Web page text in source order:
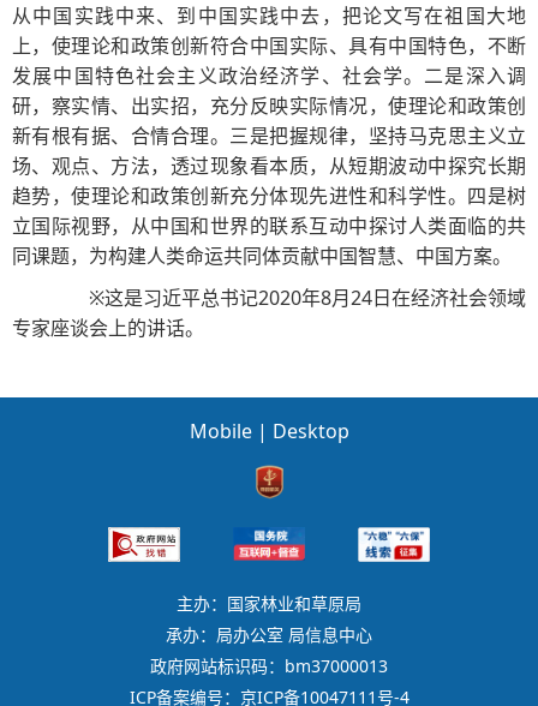
从中国实践中来、到中国实践中去，把论文写在祖国大地
上，使理论和政策创新符合中国实际、具有中国特色，不断
发展中国特色社会主义政治经济学、社会学。二是深入调
研，察实情、出实招，充分反映实际情况，使理论和政策创
新有根有据、合情合理。三是把握规律，坚持马克思主义立
场、观点、方法，透过现象看本质，从短期波动中探究长期
趋势，使理论和政策创新充分体现先进性和科学性。四是树
立国际视野，从中国和世界的联系互动中探讨人类面临的共
同课题，为构建人类命运共同体贡献中国智慧、中国方案。
※这是习近平总书记2020年8月24日在经济社会领域
专家座谈会上的讲话。
Mobile | Desktop
主办：国家林业和草原局
承办：局办公室 局信息中心
政府网站标识码：bm37000013
ICP备案编号：京ICP备10047111号-4